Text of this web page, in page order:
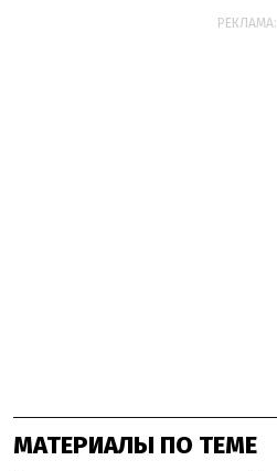
РЕКЛАМА:
МАТЕРИАЛЫ ПО ТЕМЕ